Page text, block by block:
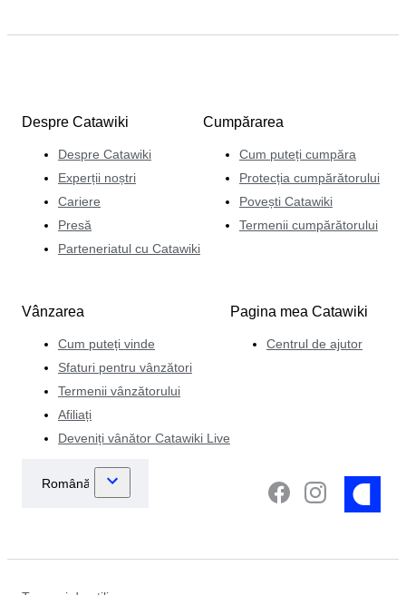
Despre Catawiki
Despre Catawiki
Experții noștri
Cariere
Presă
Parteneriatul cu Catawiki
Cumpărarea
Cum puteți cumpăra
Protecția cumpărătorului
Povești Catawiki
Termenii cumpărătorului
Vânzarea
Cum puteți vinde
Sfaturi pentru vânzători
Termenii vânzătorului
Afiliați
Deveniți vânător Catawiki Live
Pagina mea Catawiki
Centrul de ajutor